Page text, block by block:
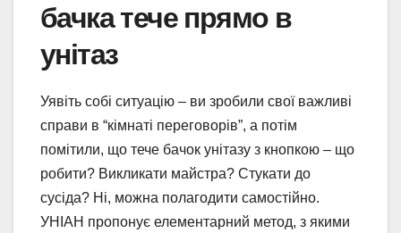
бачка тече прямо в
унітаз
Уявіть собі ситуацію – ви зробили свої важливі
справи в “кімнаті переговорів”, а потім
помітили, що тече бачок унітазу з кнопкою – що
робити? Викликати майстра? Стукати до
сусіда? Ні, можна полагодити самостійно.
УНІАН пропонує елементарний метод, з якими